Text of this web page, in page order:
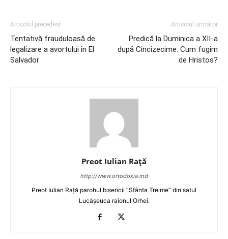
Articolul precedent
Tentativă frauduloasă de
legalizare a avortului în El
Salvador
Articolul următor
Predică la Duminica a XII-a
după Cincizecime: Cum fugim
de Hristos?
Preot Iulian Raţă
http://www.ortodoxia.md
Preot Iulian Rață parohul bisericii ”Sfânta Treime” din satul
Lucășeuca raionul Orhei.